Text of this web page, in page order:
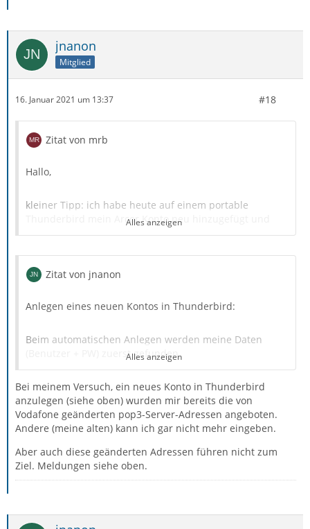
jnanon
Mitglied
16. Januar 2021 um 13:37 #18
Zitat von mrb
Hallo,
kleiner Tipp: ich habe heute auf einem portable
Thunderbird mein Arcor.Konto neu hinzugefügt und
war überrascht, dass der Servername anders heißt,
SSL/TSL Port 993
Authentifizierungsmethode: Passwort normal
Entsprechend für POP
SSL/TLS Port 995
Deine Mailadresse/Benutzername bleiben natürlich die
mit @arcor.de
Alles anzeigen
Zitat von jnanon
Anlegen eines neuen Kontos in Thunderbird:
Beim automatischen Anlegen werden meine Daten
(Benutzer + PW) zuerst gefunden,
(Anzeige: “Einstellungen wurden bei Ihrem Anbieter des
E-Mail-Diensts gefunden”).
Nach dem Bestätigen mit Fertig, kommt die Anzeige:
“Anmeldung auf dem Server fehlgeschlagen. Evtl. Sind
Konfiguration, Benutzername oder Password nicht
Alles anzeigen
Bei meinem Versuch, ein neues Konto in Thunderbird
anzulegen (siehe oben) wurden mir bereits die von
Vodafone geänderten pop3-Server-Adressen angeboten.
Andere (meine alten) kann ich gar nicht mehr eingeben.
Aber auch diese geänderten Adressen führen nicht zum
Ziel. Meldungen siehe oben.